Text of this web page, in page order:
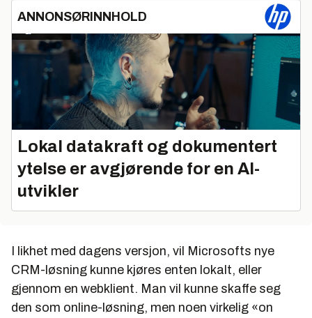
ANNONSØRINNHOLD
Lokal datakraft og dokumentert
ytelse er avgjørende for en AI-
utvikler
I likhet med dagens versjon, vil Microsofts nye
CRM-løsning kunne kjøres enten lokalt, eller
gjennom en webklient. Man vil kunne skaffe seg
den som online-løsning, men noen virkelig «on